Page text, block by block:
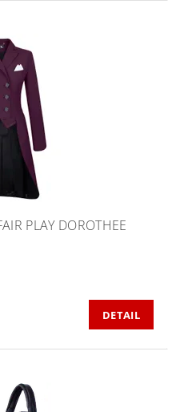
PLAY DOROTHEE
DETAIL